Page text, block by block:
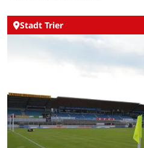
Stadt Trier